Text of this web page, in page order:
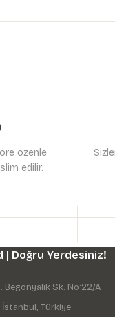
özenle
edilir.
| Doğru Yerdesiniz!
Sk. No:22/A
Türkiye